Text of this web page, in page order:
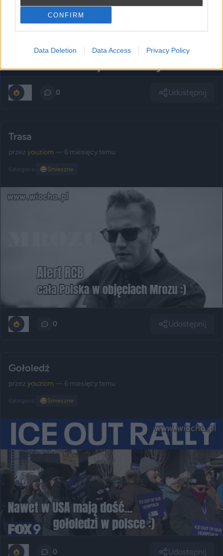
CONFIRM
Data Deletion Data Access Privacy Policy
0 Udostępnij
Trasa
przez youziom — 6 miesięcy temu
Kategoria: 😂Śmieszne
0 Udostępnij
Gołoledź
przez youziom — 6 miesięcy temu
Kategoria: 😂Śmieszne
0 Udostępnij